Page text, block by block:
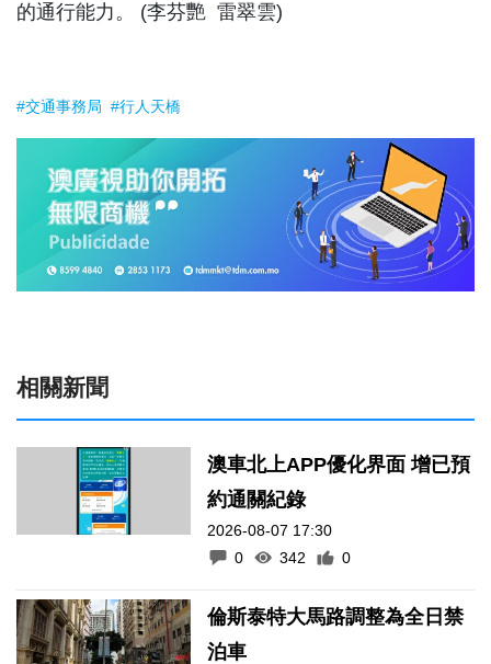
的通行能力。 (李芬艷 雷翠雲)
#交通事務局 #行人天橋
相關新聞
澳車北上APP優化界面 增已預
約通關紀錄
2026-08-07 17:30
0
342 0
倫斯泰特大馬路調整為全日禁
泊車